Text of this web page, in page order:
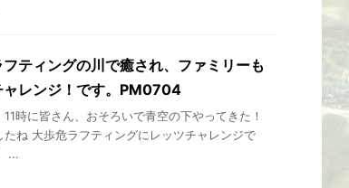
ティングの川で癒され、ファミリーも
ャレンジ！です。PM0704
時に皆さん、おそろいで青空の下やってきた！
ね 大歩危ラフティングにレッツチャレンジで
...